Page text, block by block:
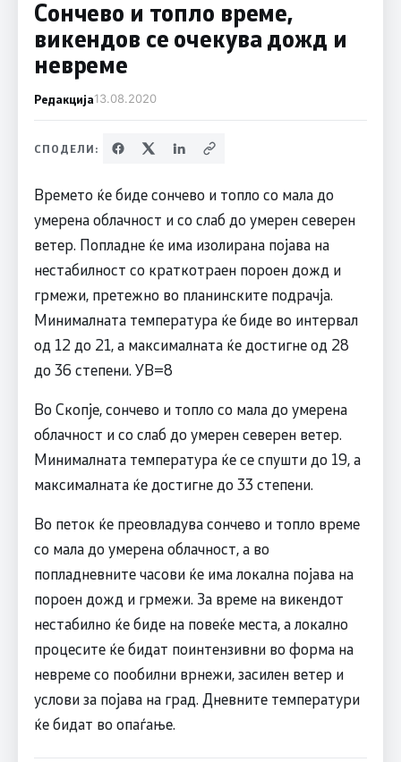
Сончево и топло време,
викендов се очекува дожд и
невреме
Редакција13.08.2020
СПОДЕЛИ:
Времето ќе биде сончево и топло со мала до
умерена облачност и со слаб до умерен северен
ветер. Попладне ќе има изолирана појава на
нестабилност со краткотраен пороен дожд и
грмежи, претежно во планинските подрачја.
Минималната температура ќе биде во интервал
од 12 до 21, а максималната ќе достигне од 28
до 36 степени. УВ=8
Во Скопје, сончево и топло со мала до умерена
облачност и со слаб до умерен северен ветер.
Минималната температура ќе се спушти до 19, а
максималната ќе достигне до 33 степени.
Во петок ќе преовладува сончево и топло време
со мала до умерена облачност, а во
попладневните часови ќе има локална појава на
пороен дожд и грмежи. За време на викендот
нестабилно ќе биде на повеќе места, а локално
процесите ќе бидат поинтензивни во форма на
невреме со пообилни врнежи, засилен ветер и
услови за појава на град. Дневните температури
ќе бидат во опаѓање.